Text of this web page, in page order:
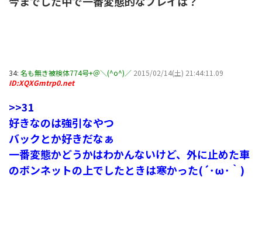
34: 名も無き被検体774号+＠＼(^o^)／ 2015/02/14(土) 21:44:11.09
ID:XQXGmtrp0.net
>>31
好きなのは強引なやつ
バックとか好きだなぁ
一番変態かどうかはわかんないけど、外に止めた車
のボンネットの上でしたときは寒かった(´･ω･｀)